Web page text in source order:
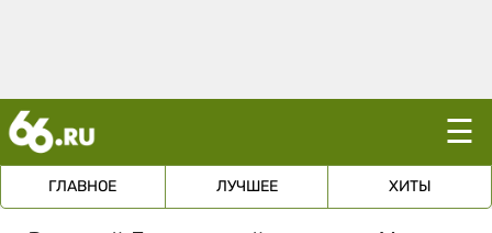
☰
ГЛАВНОЕ ЛУЧШЕЕ ХИТЫ